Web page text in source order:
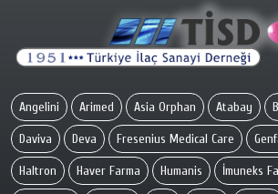
Angelini Arimed Asia Orphan Atabay
Daviva Deva Fresenius Medical Care
Haltron Haver Farma Humanis İmuneks